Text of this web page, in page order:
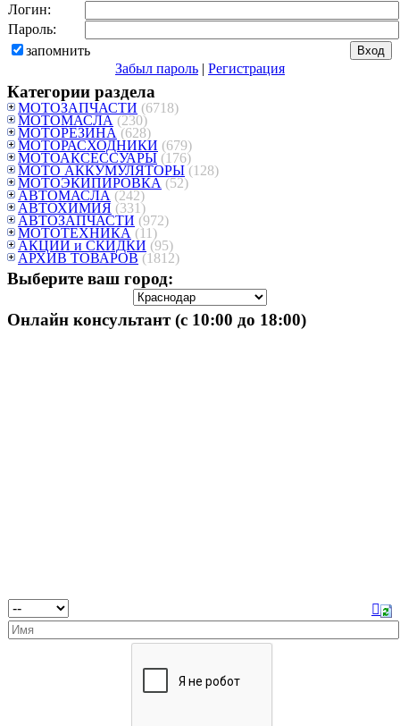
Логин:
Пароль:
запомнить
Забыл пароль | Регистрация
Категории раздела
МОТОЗАПЧАСТИ (6718)
МОТОМАСЛА (230)
МОТОРЕЗИНА (628)
МОТОРАСХОДНИКИ (679)
МОТОАКСЕССУАРЫ (176)
МОТО АККУМУЛЯТОРЫ (128)
МОТОЭКИПИРОВКА (52)
АВТОМАСЛА (242)
АВТОХИМИЯ (331)
АВТОЗАПЧАСТИ (972)
МОТОТЕХНИКА (11)
АКЦИИ и СКИДКИ (95)
АРХИВ ТОВАРОВ (1812)
Выберите ваш город:
Онлайн консультант (с 10:00 до 18:00)